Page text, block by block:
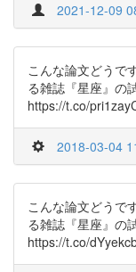
2021-12-09
こんな論文どうで
る雑誌『星座』の
https://t.co/
2018-03-04
こんな論文どうで
る雑誌『星座』の
https://t.co/